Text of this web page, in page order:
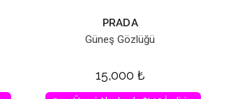
PRADA
Güneş Gözlüğü
15,000 ₺